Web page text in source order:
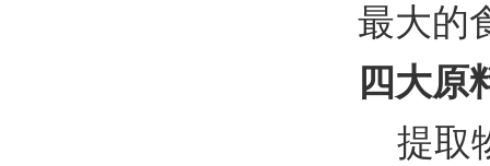
最大的
四大原
提取